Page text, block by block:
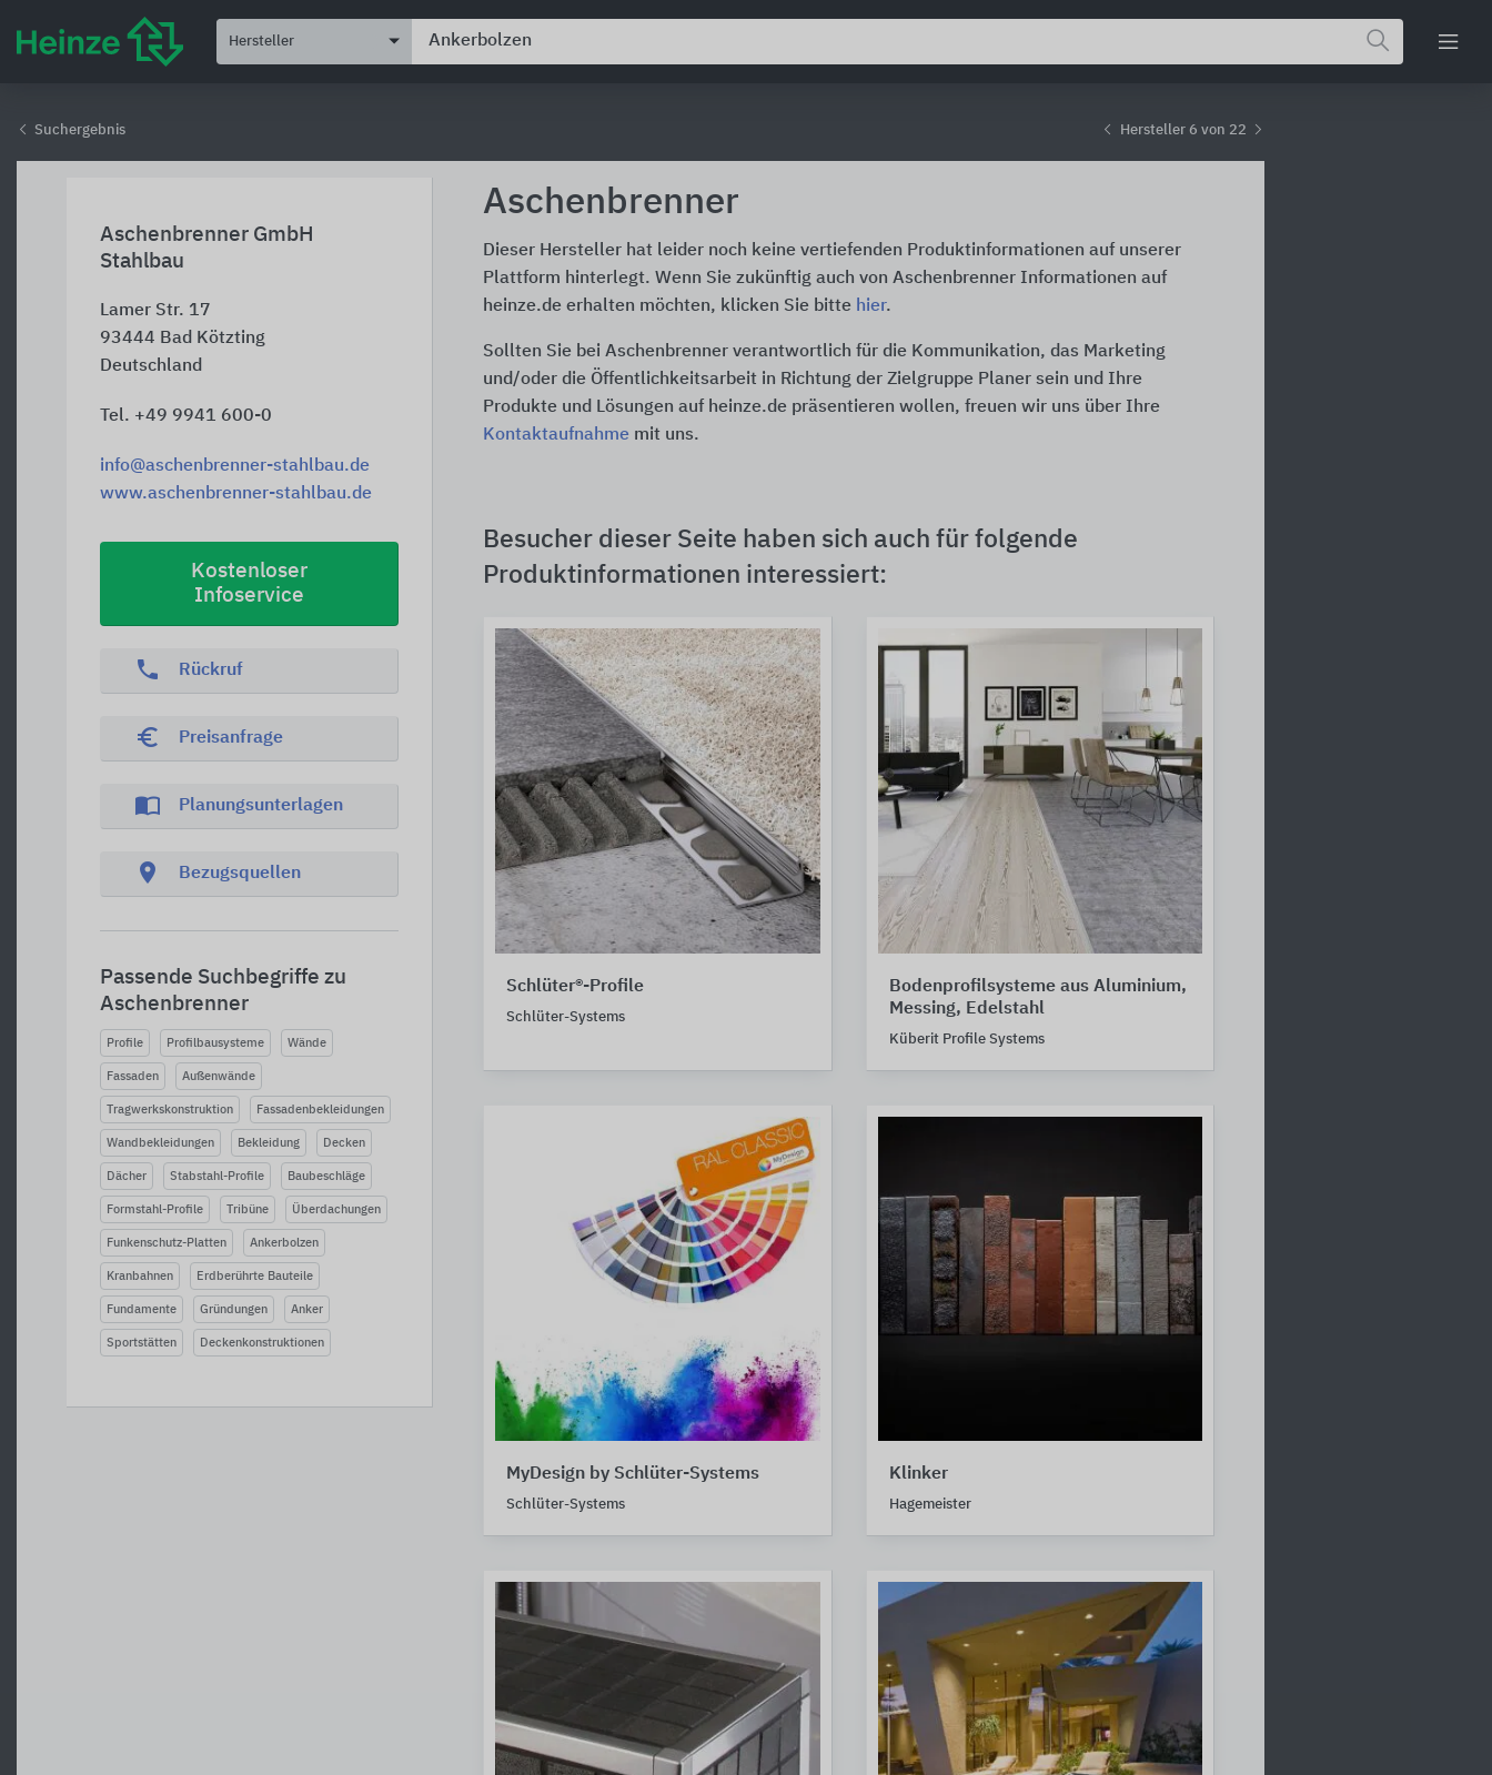
Hersteller
Suchergebnis Hersteller 6 von 22
Aschenbrenner GmbH
Stahlbau
Lamer Str. 17
93444 Bad Kötzting
Deutschland
Tel. +49 9941 600-0
info@aschenbrenner-stahlbau.de
www.aschenbrenner-stahlbau.de
Kostenloser
Infoservice
phone Rückruf
euro_symbol Preisanfrage
import_contacts Planungsunterlagen
location_on Bezugsquellen
Passende Suchbegriffe zu
Aschenbrenner
Profile Profilbausysteme Wände
Fassaden Außenwände
Tragwerkskonstruktion Fassadenbekleidungen
Wandbekleidungen Bekleidung Decken
Dächer Stabstahl-Profile Baubeschläge
Formstahl-Profile Tribüne Überdachungen
Funkenschutz-Platten Ankerbolzen
Kranbahnen Erdberührte Bauteile
Fundamente Gründungen Anker
Sportstätten Deckenkonstruktionen
Aschenbrenner
Dieser Hersteller hat leider noch keine vertiefenden Produktinformationen auf unserer
Plattform hinterlegt. Wenn Sie zukünftig auch von Aschenbrenner Informationen auf
heinze.de erhalten möchten, klicken Sie bitte hier.
Sollten Sie bei Aschenbrenner verantwortlich für die Kommunikation, das Marketing
und/oder die Öffentlichkeitsarbeit in Richtung der Zielgruppe Planer sein und Ihre
Produkte und Lösungen auf heinze.de präsentieren wollen, freuen wir uns über Ihre
Kontaktaufnahme mit uns.
Besucher dieser Seite haben sich auch für folgende
Produktinformationen interessiert:
Schlüter®-Profile
Schlüter-Systems
Bodenprofilsysteme aus Aluminium,
Messing, Edelstahl
Küberit Profile Systems
MyDesign by Schlüter-Systems
Schlüter-Systems
Klinker
Hagemeister